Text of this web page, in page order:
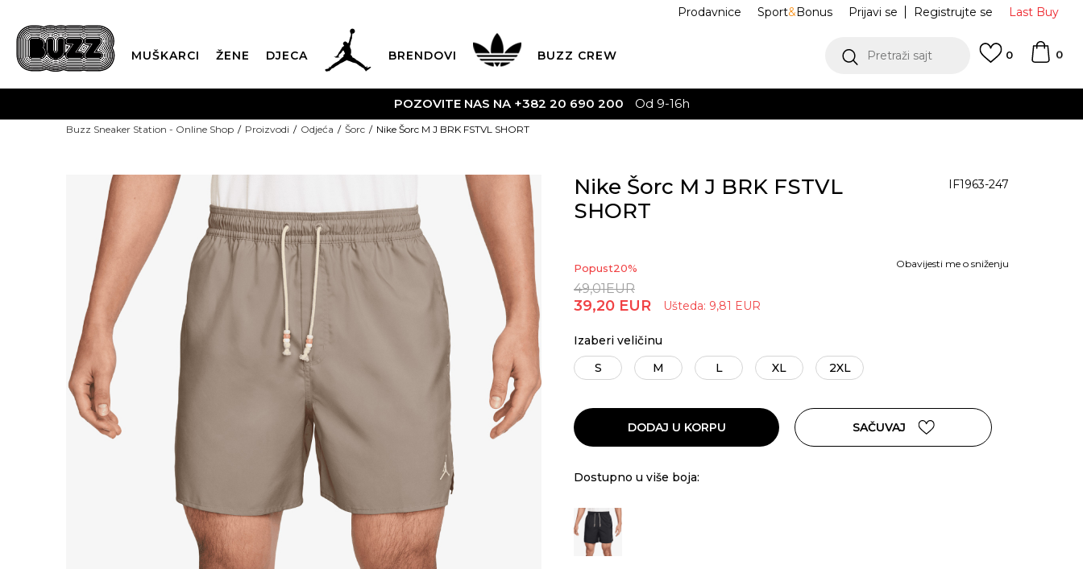
Last Buy
Prijavi se Registrujte se
Prodavnice Sport&Bonus
MUŠKARCI ŽENE DJECA BRENDOVI BUZZ CREW Pretraži sajt 0
0
POZOVITE NAS NA +382 20 690 200 Od 9-16h
Buzz Sneaker Station - Online Shop Proizvodi Odjeća Šorc Nike Šorc M J BRK FSTVL SHORT
Nike Šorc M J BRK FSTVL
SHORT
IF1963-247
Popust20%
49,01EUR
39,20 EUR Ušteda: 9,81 EUR
Obavijesti me o sniženju
Izaberi veličinu
S
M L XL 2XL
DODAJ U KORPU SAČUVAJ
Dostupno u više boja: